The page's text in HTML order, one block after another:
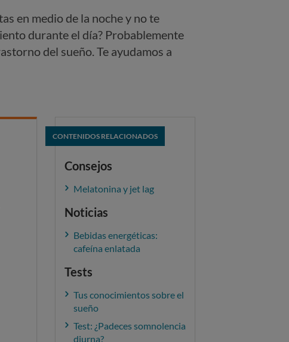
en medio de la noche y no te
durante el día? Probablemente
del sueño. Te ayudamos a
CONTENIDOS RELACIONADOS
Consejos
Melatonina y jet lag
Noticias
Bebidas energéticas:
cafeína enlatada
Tests
Tus conocimientos sobre el
sueño
Test: ¿Padeces somnolencia
diurna?